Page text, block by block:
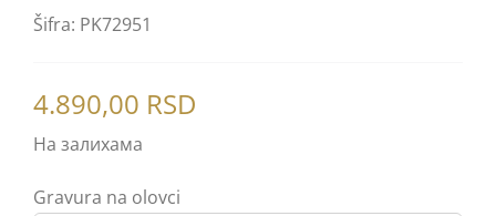
Ingenuity
Urban Royal
Urban
Im Royal
Refili za hemijske olovke
Refili za rolere
Šifra: PK72951
4.890,00 RSD
На залихама
Gravura na olovci